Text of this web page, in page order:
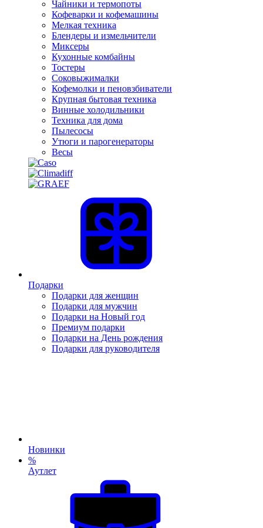
Чайники и термопоты
Кофеварки и кофемашины
Мелкая техника
Блендеры и измельчители
Миксеры
Кухонные комбайны
Тостеры
Соковыжималки
Кофемолки и пеновзбиватели
Крупная бытовая техника
Винные холодильники
Техника для дома
Пылесосы
Утюги и парогенераторы
Весы
Подарки
Подарки для женщин
Подарки для мужчин
Подарки на Новый год
Премиум подарки
Подарки на День рождения
Подарки для руководителя
Новинки
%
Аутлет